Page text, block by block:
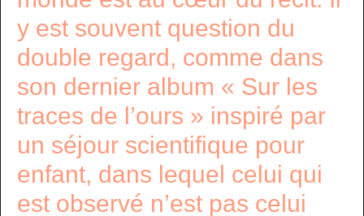
y est souvent question du
double regard, comme dans
son dernier album « Sur les
traces de l’ours » inspiré par
un séjour scientifique pour
enfant, dans lequel celui qui
est observé n’est pas celui